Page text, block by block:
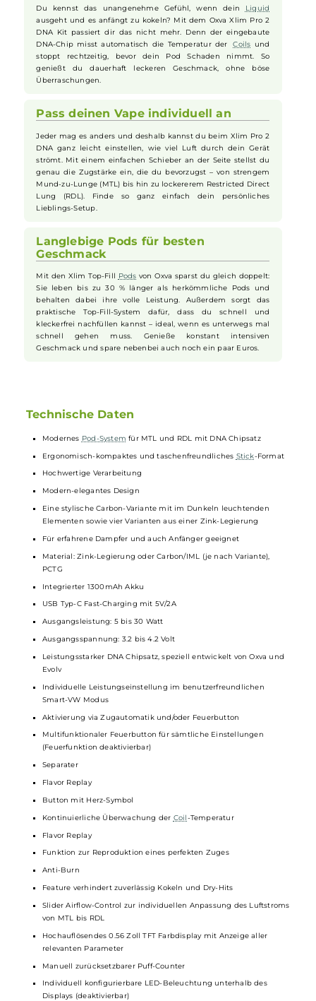
einfach und unkompliziert magst. Du kannst dein Gerät
entweder per Zugautomatik oder mit dem praktischen
Feuerbutton aktivieren. Dank des übersichtlichen 0,56 Zoll
Displays hast du immer vollen Überblick über Akkustand,
Wattzahl und Anzahl deiner Züge. Einfach und praktisch –
ideal für den Alltag, egal ob
Sichere Nutzung ohne Kokeln
Du kennst das unangenehme Gefühl, wenn dein
ausgeht und es anfängt zu kokeln? Mit dem Oxva Xlim Pro 2
DNA Kit passiert dir das nicht mehr. Denn der eingebaute
DNA-Chip misst automatisch die Temperatur der Coils
stoppt rechtzeitig, bevor dein Pod Schaden nimmt. So
genießt du dauerhaft leckeren Geschmack, ohne böse
Pass deinen Vape individuell an
Jeder mag es anders und deshalb kannst du beim Xlim Pro 2
DNA ganz leicht einstellen, wie viel Luft durch dein Gerät
strömt. Mit einem einfachen Schieber an der Seite stellst du
genau die Zugstärke ein, die du bevorzugst – von strengem
Mund-zu-Lunge (MTL) bis hin zu lockererem Restricted Direct
Lung (RDL). Finde so ganz einfach dein persönliches
Geschmack
Mit den Xlim Top-FillPods von Oxva sparst du gleich doppelt:
Sie leben bis zu 30 % länger als herkömmliche Pods und
behalten dabei ihre volle Leistung. Außerdem sorgt das
kleckerfrei nachfüllen kannst – ideal, wenn es unterwegs mal
schnell gehen muss. Genieße konstant intensiven
Geschmack und spare nebenbei auch noch ein paar Euros.
Technische Daten
ModernesPod-Systemfür MTL und RDL mit DNA Chipsatz
Ergonomisch-kompaktes und taschenfreundliches
Hochwertige Verarbeitung
Eine stylische Carbon-Variante mit im Dunkeln leuchtenden
Elementen sowie vier Varianten aus einer Zink-Legierung
Für erfahrene Dampfer und auch Anfänger geeignet
Material: Zink-Legierung oder Carbon/IML (je nach Variante),
PCTG
Integrierter 1300mAh Akku
USB Typ-C Fast-Charging mit 5V/2A
Leistungsstarker DNA Chipsatz, speziell entwickelt von Oxva und
Aktivierung via Zugautomatik und/oder Feuerbutton
Multifunktionaler Feuerbutton für sämtliche Einstellungen
(Feuerfunktion deaktivierbar)
Separater